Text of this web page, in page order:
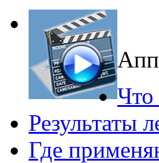
Что
Результаты
Где